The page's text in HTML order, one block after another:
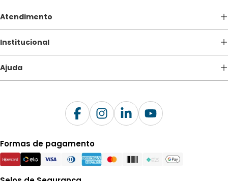
Atendimento
(41) 3213-5600
atendimento@apagina.com.br
De Segunda a Sexta das 08h às 18h.
Institucional
Quem somos
Nossas Lojas
Trabalhe Conosco
Ajuda
Formas de pagamento